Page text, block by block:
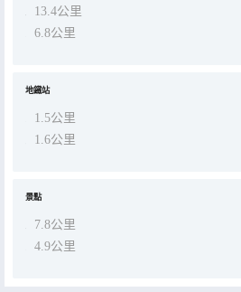
13.4公里
6.8公里
地鐵站
1.5公里
1.6公里
景點
7.8公里
4.9公里